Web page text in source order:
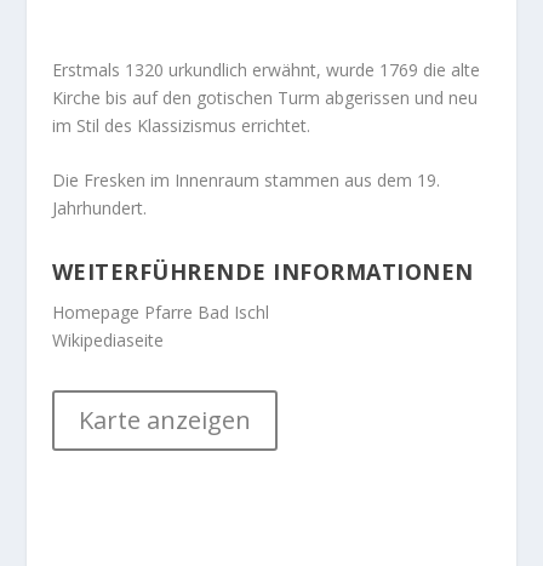
Erstmals 1320 urkundlich erwähnt, wurde 1769 die alte
Kirche bis auf den gotischen Turm abgerissen und neu
im Stil des Klassizismus errichtet.
Die Fresken im Innenraum stammen aus dem 19.
Jahrhundert.
WEITERFÜHRENDE INFORMATIONEN
Homepage Pfarre Bad Ischl
Wikipediaseite
Karte anzeigen